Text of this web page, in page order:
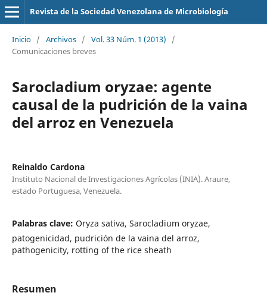
Revista de la Sociedad Venezolana de Microbiología
Inicio / Archivos / Vol. 33 Núm. 1 (2013)
/
Comunicaciones breves
Sarocladium oryzae: agente
causal de la pudrición de la vaina
del arroz en Venezuela
Reinaldo Cardona
Instituto Nacional de Investigaciones Agrícolas (INIA). Araure,
estado Portuguesa, Venezuela.
Palabras clave: Oryza sativa, Sarocladium oryzae,
patogenicidad, pudrición de la vaina del arroz,
pathogenicity, rotting of the rice sheath
Resumen